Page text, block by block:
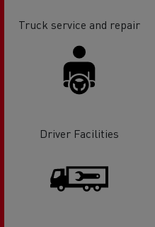
Truck service and repair
Driver Facilities